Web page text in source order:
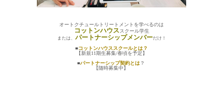
オートクチュールトリートメントを学べるのは
コットンハウススクール学生
または、 パートナーシップメンバーだけ！
■コットンハウススクールとは？
【新規11期生募集/春頃を予定】
■パートナーシップ契約とは？
【随時募集中】